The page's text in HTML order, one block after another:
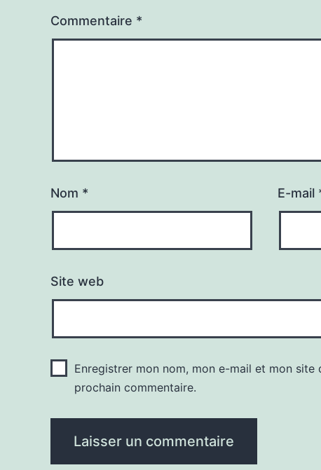
Commentaire *
Nom * E-mail
Site web
Enregistrer mon nom, mon e-mail et mon site
prochain commentaire.